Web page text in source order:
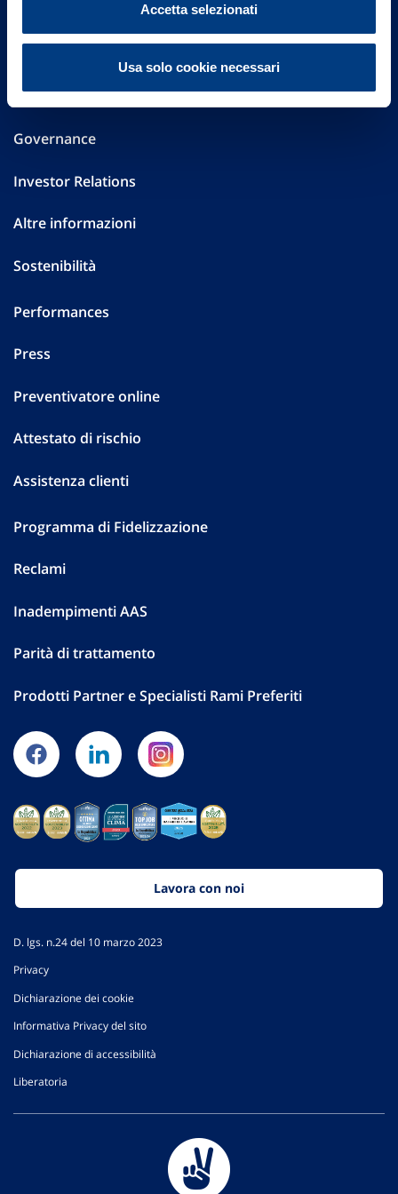
Accetta selezionati
Usa solo cookie necessari
Via Ignazio Gardella, 2
20149 Milano
FAQ
Governance
Investor Relations
Altre informazioni
Sostenibilità
Performances
Press
Preventivatore online
Attestato di rischio
Assistenza clienti
Programma di Fidelizzazione
Reclami
Inadempimenti AAS
Parità di trattamento
Prodotti Partner e Specialisti Rami Preferiti
Lavora con noi
D. lgs. n.24 del 10 marzo 2023
Privacy
Dichiarazione dei cookie
Informativa Privacy del sito
Dichiarazione di accessibilità
Liberatoria